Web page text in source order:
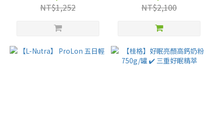
NT$1,252
2XL 號）
NT$2,100